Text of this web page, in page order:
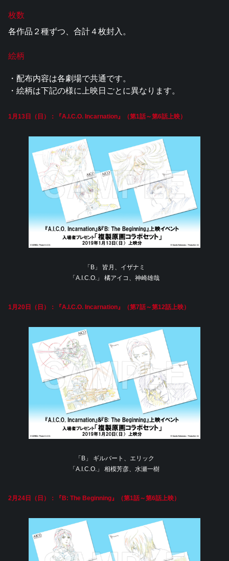
枚数
各作品２種ずつ、合計４枚封入。
絵柄
・配布内容は各劇場で共通です。
・絵柄は下記の様に上映日ごとに異なります。
1月13日（日）：『A.I.C.O. Incarnation』（第1話～第6話上映）
「B」 皆月、イザナミ
「A.I.C.O.」 橘アイコ、神崎雄哉
1月20日（日）：『A.I.C.O. Incarnation』（第7話～第12話上映）
「B」 ギルバート、エリック
「A.I.C.O.」 相模芳彦、水瀬一樹
2月24日（日）：『B: The Beginning』（第1話～第6話上映）